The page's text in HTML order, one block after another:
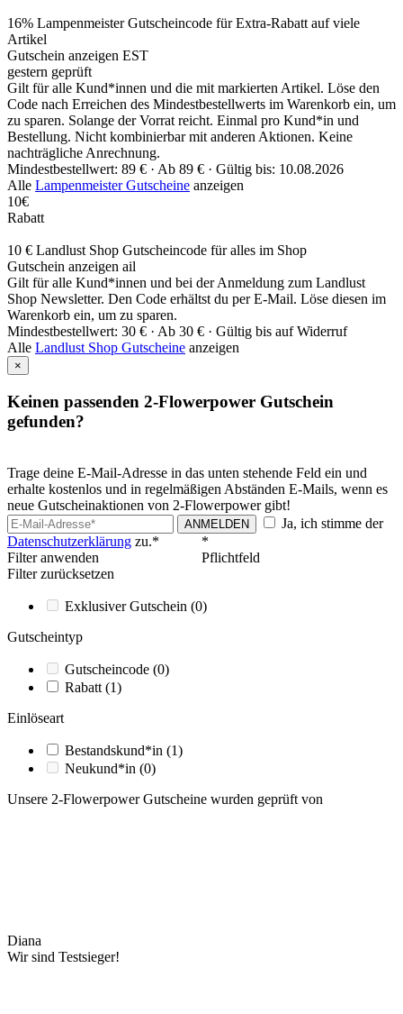
16% Lampenmeister Gutscheincode für Extra-Rabatt auf viele
Artikel
Gutschein anzeigen EST
gestern geprüft
Gilt für alle Kund*innen und die mit markierten Artikel. Löse den
Code nach Erreichen des Mindestbestellwerts im Warenkorb ein, um
zu sparen. Solange der Vorrat reicht. Einmal pro Kund*in und
Bestellung. Nicht kombinierbar mit anderen Aktionen. Keine
nachträgliche Anrechnung.
Mindestbestellwert: 89 € · Ab 89 € · Gültig bis: 10.08.2026
Alle Lampenmeister Gutscheine anzeigen
10€
Rabatt
10 € Landlust Shop Gutscheincode für alles im Shop
Gutschein anzeigen ail
Gilt für alle Kund*innen und bei der Anmeldung zum Landlust
Shop Newsletter. Den Code erhältst du per E-Mail. Löse diesen im
Warenkorb ein, um zu sparen.
Mindestbestellwert: 30 € · Ab 30 € · Gültig bis auf Widerruf
Alle Landlust Shop Gutscheine anzeigen
×
Keinen passenden 2-Flowerpower Gutschein
gefunden?
Trage deine E-Mail-Adresse in das unten stehende Feld ein und
erhalte kostenlos und in regelmäßigen Abständen E-Mails, wenn es
neue Gutscheinaktionen von 2-Flowerpower gibt!
ANMELDEN
Ja, ich stimme der
Datenschutzerklärung zu.*
*
Pflichtfeld
Filter anwenden
Filter zurücksetzen
Exklusiver Gutschein (0)
Gutscheintyp
Gutscheincode (0)
Rabatt (1)
Einlöseart
Bestandskund*in (1)
Neukund*in (0)
Unsere 2-Flowerpower Gutscheine wurden geprüft von
Diana
Wir sind Testsieger!